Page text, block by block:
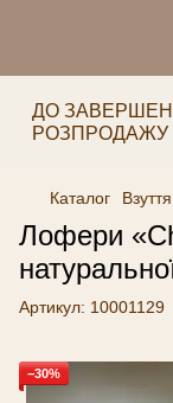
ДО
РОЗПРОДАЖУ
Каталог Взуття
Лофери
Артикул: 10001129
−30%